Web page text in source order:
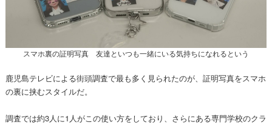
スマホ裏の証明写真 友達といつも一緒にいる気持ちになれるという
鹿児島テレビによる街頭調査で最も多く見られたのが、証明写真をスマホ
の裏に挟むスタイルだ。
調査では約3人に1人がこの使い方をしており、さらにある専門学校のクラ